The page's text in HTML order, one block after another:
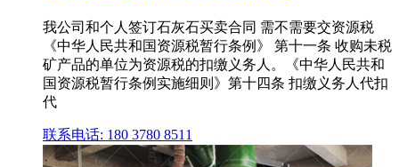
我公司和个人签订石灰石买卖合同 需不需要交资源税
《中华人民共和国资源税暂行条例》 第十一条 收购未税
矿产品的单位为资源税的扣缴义务人。《中华人民共和
国资源税暂行条例实施细则》第十四条 扣缴义务人代扣
代
联系电话: 180 3780 8511